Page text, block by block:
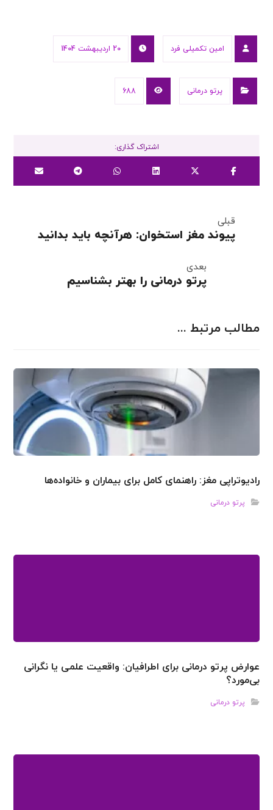
امین تکمیلی فرد 20 اردیبهشت 1404
پرتو درمانی 688
قبلی
پیوند مغز استخوان: هرآنچه باید بدانید
بعدی
پرتو درمانی را بهتر بشناسیم
مطالب مرتبط ...
رادیوتراپی مغز: راهنمای کامل برای بیماران و خانواده‌ها
پرتو درمانی
عوارض پرتو درمانی برای اطرافیان: واقعیت علمی یا نگرانی
بی‌مورد؟
پرتو درمانی